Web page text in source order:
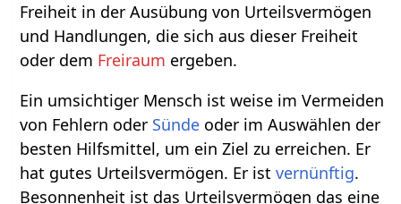
Freiheit in der Ausübung von Urteilsvermögen
und Handlungen, die sich aus dieser Freiheit
oder dem Freiraum ergeben.
Ein umsichtiger Mensch ist weise im Vermeiden
von Fehlern oder Sünde oder im Auswählen der
besten Hilfsmittel, um ein Ziel zu erreichen. Er
hat gutes Urteilsvermögen. Er istvernünftig.
Besonnenheit ist das Urteilsvermögen das eine